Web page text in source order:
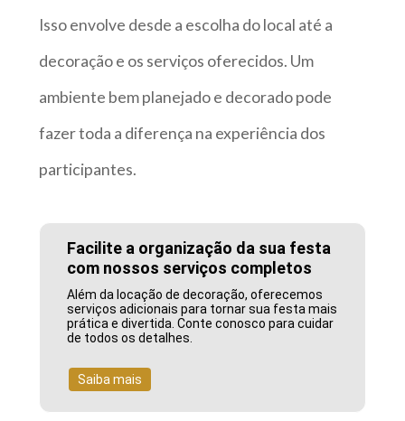
Isso envolve desde a escolha do local até a
decoração e os serviços oferecidos. Um
ambiente bem planejado e decorado pode
fazer toda a diferença na experiência dos
participantes.
Facilite a organização da sua festa
com nossos serviços completos
Além da locação de decoração, oferecemos
serviços adicionais para tornar sua festa mais
prática e divertida. Conte conosco para cuidar
de todos os detalhes.
Saiba mais